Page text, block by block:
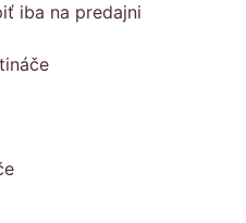
iba na predajni